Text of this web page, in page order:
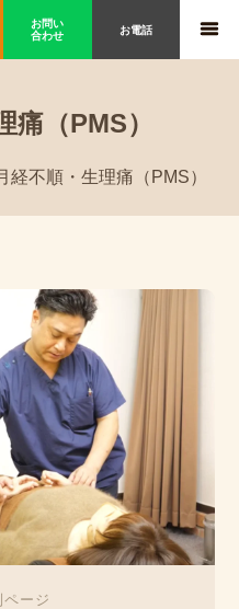
お問い
合わせ
お電話
痛（PMS）
経不順・生理痛（PMS）
ージ